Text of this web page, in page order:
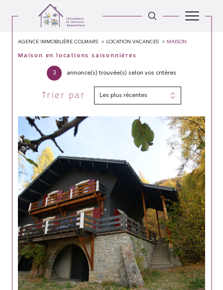
AGENCE IMMOBILIÈRE COLMARS LOCATION VACANCES MAISON
Maison en locations saisonnières
3 annonce(s) trouvée(s) selon vos critères
Trier par Les plus récentes